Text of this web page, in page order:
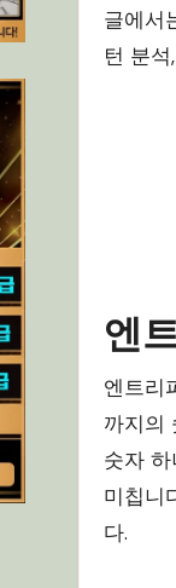
글에서
턴 분
엔
엔트리
까지의
숫자
미칩니
다.